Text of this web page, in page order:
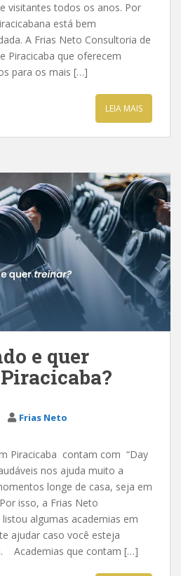
visitantes todos os anos. Por
está bem
A Frias Neto Consultoria de
Piracicaba que oferecem
para os mais […]
LEIA MAIS
e quer
Frias Neto
Piracicaba contam com “Day
nos ajuda muito a
longe de casa, seja em
isso, a Frias Neto
algumas academias em
ajudar caso você esteja
Academias que contam […]